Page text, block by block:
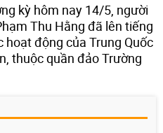
kỳ hôm nay 14/5, người
Thu Hằng đã lên tiếng
hoạt động của Trung Quốc
thuộc quần đảo Trường